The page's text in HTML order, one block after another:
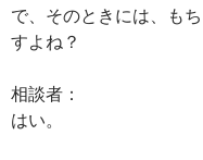
で、そのときには、も
すよね？
相談者：
はい。